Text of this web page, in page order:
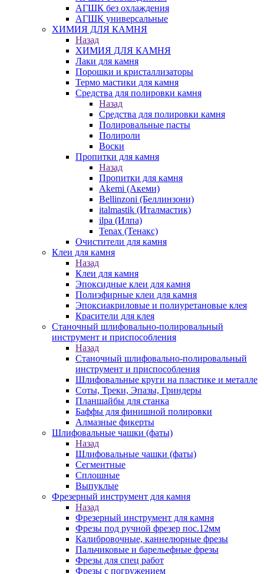
АГШК без охлаждения
АГШК универсальные
ХИМИЯ ДЛЯ КАМНЯ
Назад
ХИМИЯ ДЛЯ КАМНЯ
Лаки для камня
Порошки и кристаллизаторы
Термо мастики для камня
Средства для полировки камня
Назад
Средства для полировки камня
Полировальные пасты
Полироли
Воски
Пропитки для камня
Назад
Пропитки для камня
Akemi (Акеми)
Bellinzoni (Беллинзони)
italmastik (Италмастик)
ilpa (Илпа)
Tenax (Тенакс)
Очистители для камня
Клеи для камня
Назад
Клеи для камня
Эпоксидные клеи для камня
Полиэфирные клеи для камня
Эпоксиакриловые и полиуретановые клея
Красители для клея
Станочный шлифовально-полировальный
инструмент и приспособления
Назад
Станочный шлифовально-полировальный
инструмент и приспособления
Шлифовальные круги на пластике и металле
Соты, Треки, Эпазы, Гриндеры
Планшайбы для станка
Баффы для финишной полировки
Алмазные фикерты
Шлифовальные чашки (фаты)
Назад
Шлифовальные чашки (фаты)
Сегментные
Сплошные
Выпуклые
Фрезерный инструмент для камня
Назад
Фрезерный инструмент для камня
Фрезы под ручной фрезер пос.12мм
Калибровочные, каннелюрные фрезы
Пальчиковые и барельефные фрезы
Фрезы для спец работ
Фрезы с погружением